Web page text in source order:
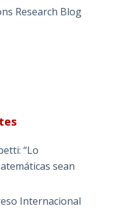
Research Blog
“Lo
sean
Internacional